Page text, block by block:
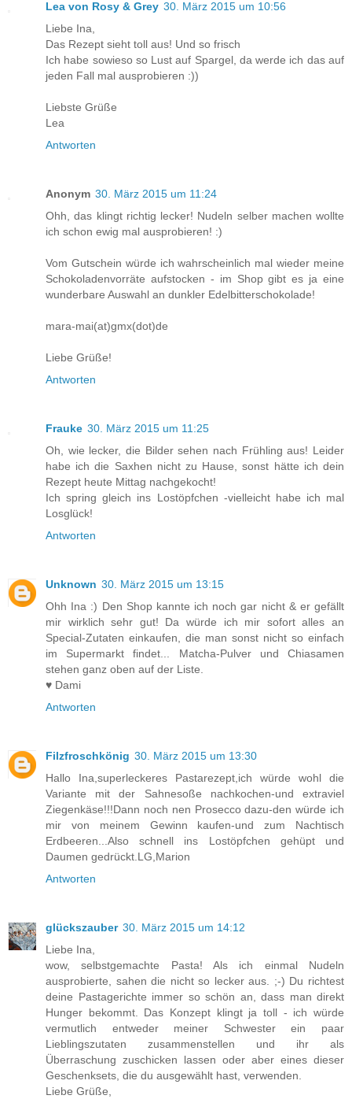
Lea von Rosy & Grey 30. März 2015 um 10:56
Liebe Ina,
Das Rezept sieht toll aus! Und so frisch
Ich habe sowieso so Lust auf Spargel, da werde ich das auf
jeden Fall mal ausprobieren :))
Liebste Grüße
Lea
Antworten
Anonym 30. März 2015 um 11:24
Ohh, das klingt richtig lecker! Nudeln selber machen wollte
ich schon ewig mal ausprobieren! :)
Vom Gutschein würde ich wahrscheinlich mal wieder meine
Schokoladenvorräte aufstocken - im Shop gibt es ja eine
wunderbare Auswahl an dunkler Edelbitterschokolade!
mara-mai(at)gmx(dot)de
Liebe Grüße!
Antworten
Frauke 30. März 2015 um 11:25
Oh, wie lecker, die Bilder sehen nach Frühling aus! Leider
habe ich die Saxhen nicht zu Hause, sonst hätte ich dein
Rezept heute Mittag nachgekocht!
Ich spring gleich ins Lostöpfchen -vielleicht habe ich mal
Losglück!
Antworten
Unknown 30. März 2015 um 13:15
Ohh Ina :) Den Shop kannte ich noch gar nicht & er gefällt
mir wirklich sehr gut! Da würde ich mir sofort alles an
Special-Zutaten einkaufen, die man sonst nicht so einfach
im Supermarkt findet... Matcha-Pulver und Chiasamen
stehen ganz oben auf der Liste.
♥ Dami
Antworten
Filzfroschkönig 30. März 2015 um 13:30
Hallo Ina,superleckeres Pastarezept,ich würde wohl die
Variante mit der Sahnesoße nachkochen-und extraviel
Ziegenkäse!!!Dann noch nen Prosecco dazu-den würde ich
mir von meinem Gewinn kaufen-und zum Nachtisch
Erdbeeren...Also schnell ins Lostöpfchen gehüpt und
Daumen gedrückt.LG,Marion
Antworten
glückszauber 30. März 2015 um 14:12
Liebe Ina,
wow, selbstgemachte Pasta! Als ich einmal Nudeln
ausprobierte, sahen die nicht so lecker aus. ;-) Du richtest
deine Pastagerichte immer so schön an, dass man direkt
Hunger bekommt. Das Konzept klingt ja toll - ich würde
vermutlich entweder meiner Schwester ein paar
Lieblingszutaten zusammenstellen und ihr als
Überraschung zuschicken lassen oder aber eines dieser
Geschenksets, die du ausgewählt hast, verwenden.
Liebe Grüße,